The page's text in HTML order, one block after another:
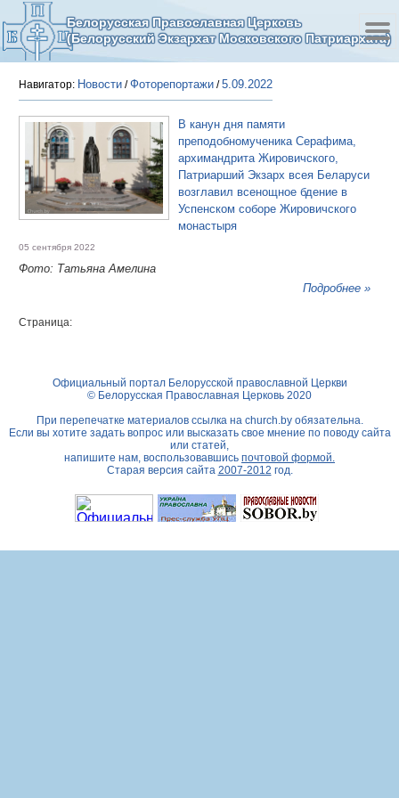
Белорусская Православная Церковь
(Белорусский Экзархат Московского Патриархата)
Навигатор: Новости /Фоторепортажи /5.09.2022
В канун дня памяти
преподобномученика Серафима,
архимандрита Жировичского,
Патриарший Экзарх всея Беларуси
возглавил всенощное бдение в
Успенском соборе Жировичского
монастыря
05 сентября 2022
Фото: Татьяна Амелина
Подробнее »
Страница:
Официальный портал Белорусской православной Церкви
© Белорусская Православная Церковь 2020
При перепечатке материалов ссылка на church.byобязательна.
Если вы хотите задать вопрос или высказать свое мнение по поводу сайта
или статей,
напишите нам, воспользовавшись почтовой формой.
Старая версия сайта 2007-2012 год.